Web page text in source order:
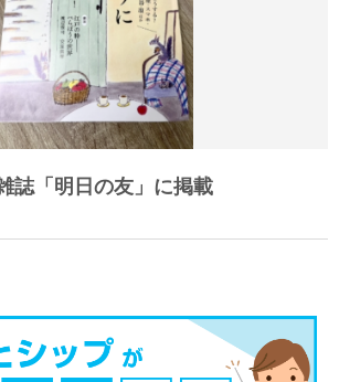
誌「明日の友」に掲載